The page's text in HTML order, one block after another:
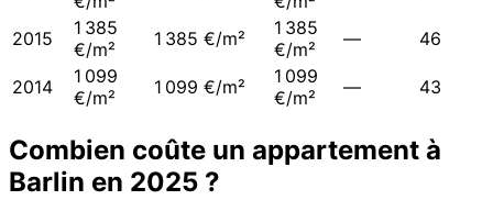
2015
1 385
€/m²
1 385 €/m²
1 385
€/m²
— 46
2014
1 099
€/m²
1 099 €/m²
1 099
€/m²
— 43
Combien coûte un appartement à
Barlin en 2025 ?